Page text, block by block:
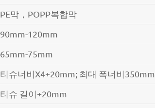
PE막，POPP복합막
90mm-120mm
65mm-75mm
티슈너비X4+20mm; 최대 폭너비350mm
티슈 길이+20mm